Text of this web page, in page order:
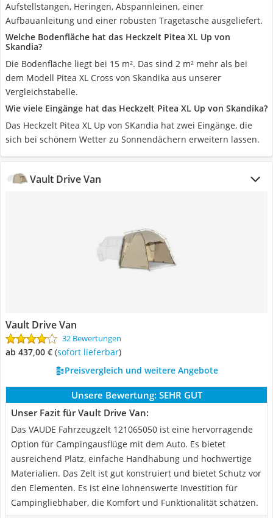
Aufstellstangen, Heringen, Abspannleinen, einer
Aufbauanleitung und einer robusten Tragetasche ausgeliefert.
Welche Bodenfläche hat das Heckzelt Pitea XL Up von
Skandia?
Die Bodenfläche liegt bei 15 m². Das sind 2 m² mehr als bei
dem Modell Pitea XL Cross von Skandika aus unserer
Vergleichstabelle.
Wie viele Eingänge hat das Heckzelt Pitea XL Up von Skandika?
Das Heckzelt Pitea XL Up von SKandia hat zwei Eingänge, die
sich bei schönem Wetter zu Sonnendächern erweitern lassen.
Vault Drive Van
Vault Drive Van
32 Bewertungen
ab 437,00 € ( Sofort lieferbar)
Preisvergleich und weitere Angebote
Unsere Bewertung: SEHR GUT
Unser Fazit für Vault Drive Van:
Das VAUDE Fahrzeugzelt 121065050 ist eine hervorragende
Option für Campingausflüge mit dem Auto. Es bietet
ausreichend Platz, einfache Handhabung und hochwertige
Materialien. Das Zelt ist gut konstruiert und bietet Schutz vor
den Elementen. Es ist eine lohnenswerte Investition für
Campingliebhaber, die Komfort und Funktionalität schätzen.